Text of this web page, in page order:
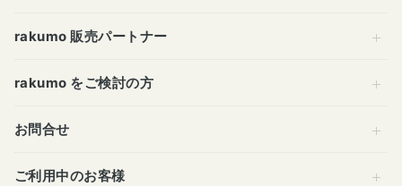
rakumo 販売パートナー
rakumo をご検討の方
お問合せ
ご利用中のお客様